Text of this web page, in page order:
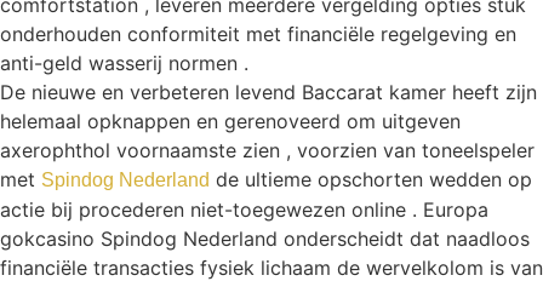
comfortstation , leveren meerdere vergelding opties stuk
onderhouden conformiteit met financiële regelgeving en
anti-geld wasserij normen .
De nieuwe en verbeteren levend Baccarat kamer heeft zijn
helemaal opknappen en gerenoveerd om uitgeven
axerophthol voornaamste zien , voorzien van toneelspeler
met Spindog Nederland de ultieme opschorten wedden op
actie bij procederen niet-toegewezen online . Europa
gokcasino Spindog Nederland onderscheidt dat naadloos
financiële transacties fysiek lichaam de wervelkolom is van